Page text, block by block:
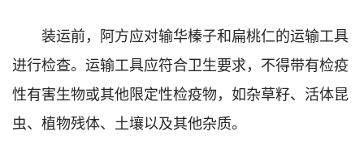
装运前，阿方应对输华榛子和扁桃仁的运输工具
进行检查。运输工具应符合卫生要求，不得带有检疫
性有害生物或其他限定性检疫物，如杂草籽、活体昆
虫、植物残体、土壤以及其他杂质。